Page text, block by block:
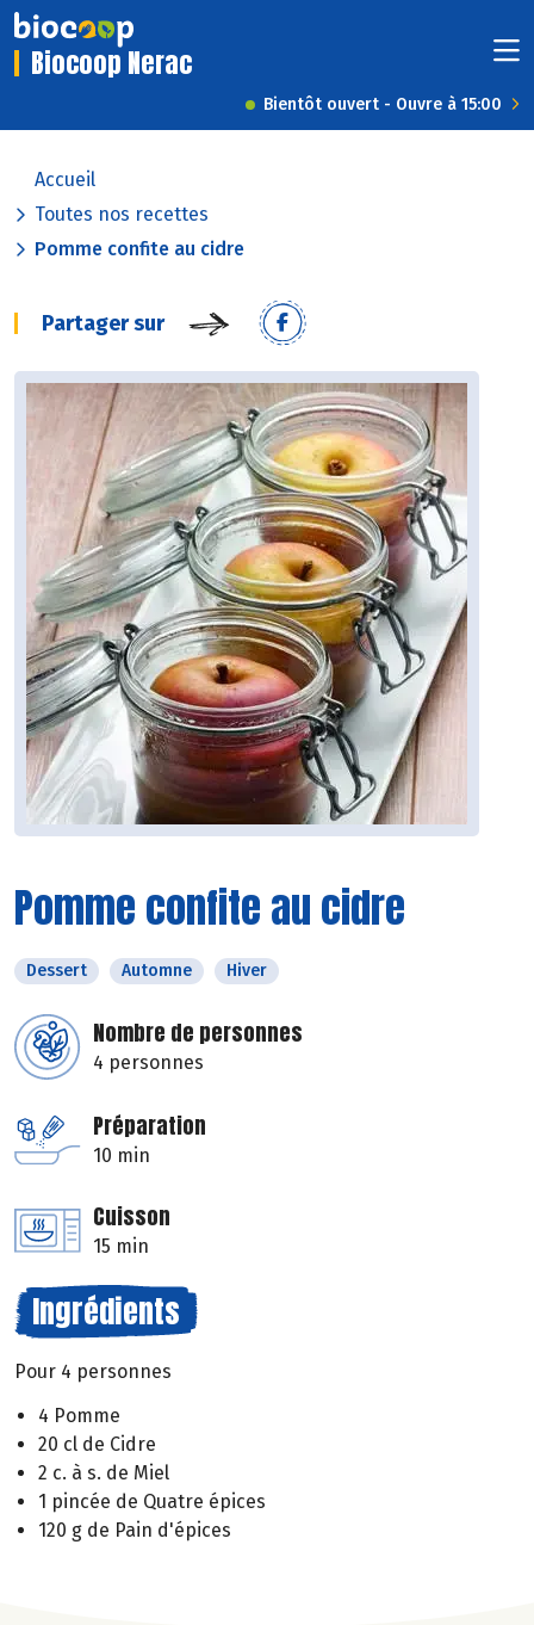
Biocoop Nerac
Bientôt ouvert - Ouvre à 15:00
Accueil
Toutes nos recettes
Pomme confite au cidre
Partager sur
Pomme confite au cidre
Dessert Automne Hiver
Nombre de personnes
4 personnes
Préparation
10 min
Cuisson
15 min
Ingrédients
Pour 4 personnes
4 Pomme
20 cl de Cidre
2 c. à s. de Miel
1 pincée de Quatre épices
120 g de Pain d'épices